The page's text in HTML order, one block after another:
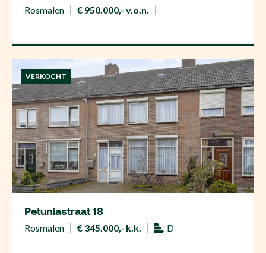
Rosmalen € 950.000,- v.o.n.
VERKOCHT
Petuniastraat 18
Rosmalen € 345.000,- k.k. D